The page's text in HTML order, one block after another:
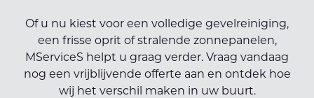
Of u nu kiest voor een volledige gevelreiniging,
een frisse oprit of stralende zonnepanelen,
MServiceS helpt u graag verder. Vraag vandaag
nog een vrijblijvende offerte aan en ontdek hoe
wij het verschil maken in uw buurt.